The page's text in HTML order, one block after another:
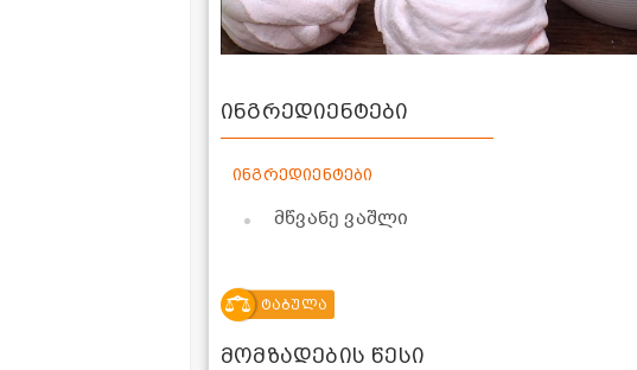
ინგრედიენტები
ინგრედიენტები
მწვანე ვაშლი
ტაბულა
მომზადების წესი